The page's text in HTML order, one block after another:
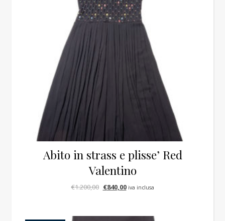
Abito in strass e plisse’ Red
Valentino
€1.200,00 Il prezzo originale era: €1.200,00.
€840,00Il prezzo attuale è: €840,00.
iva inclusa